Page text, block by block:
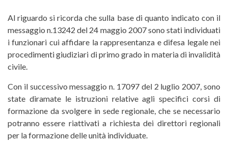
Al riguardo si ricorda che sulla base di quanto indicato con il
messaggio n.13242 del 24 maggio 2007 sono stati individuati
i funzionari cui affidare la rappresentanza e difesa legale nei
procedimenti giudiziari di primo grado in materia di invalidità
civile.
Con il successivo messaggio n. 17097 del 2 luglio 2007, sono
state diramate le istruzioni relative agli specifici corsi di
formazione da svolgere in sede regionale, che se necessario
potranno essere riattivati a richiesta dei direttori regionali
per la formazione delle unità individuate.